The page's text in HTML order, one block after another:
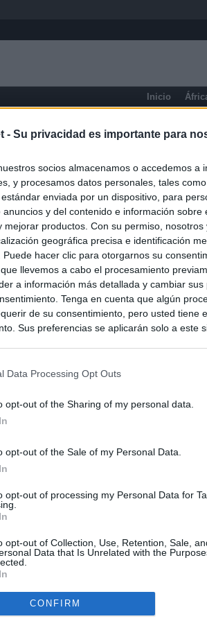
- Su privacidad es importante para
socios almacenamos o accedemos a
y procesamos datos personales, tales
enviada por un dispositivo, para
anuncios y del contenido e información sobre
mejorar productos. Con su permiso,
geográfica precisa e identificación
Puede hacer clic para otorgarnos su
llevemos a cabo el procesamiento
a información más detallada y cambiar
Tenga en cuenta que algún
de su consentimiento, pero usted tiene
Sus preferencias se aplicarán solo a este
Data Processing Opt Outs
opt-out of the Sharing of my personal data.
opt-out of the Sale of my Personal Data.
opt-out of processing my Personal Data for
opt-out of Collection, Use, Retention, Sale,
Data that Is Unrelated with the
CONFIRM
Inicio
Ontario
un ultimátum a Italia: o levanta los controles a
"medidas proporcionales"
de Ceuta
contra las comunidades que no acojan a los
crisis de Ceuta